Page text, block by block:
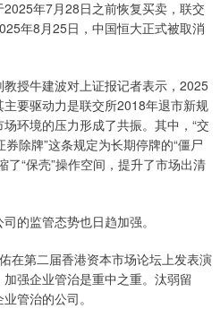
年7月28日之前恢复买卖，联交
年8月25日，中国恒大正式被取消
授牛建波对上证报记者表示，2025
要驱动力是联交所2018年退市新规
环境的压力形成了共振。其中，“交
除牌”这条规定为长期停牌的“僵尸
了“保壳”操作空间，提升了市场出清
的监管态势也日趋加强。
在第二届香港资本市场论坛上发表演
强企业管治是重中之重。汰弱留
管治的公司。